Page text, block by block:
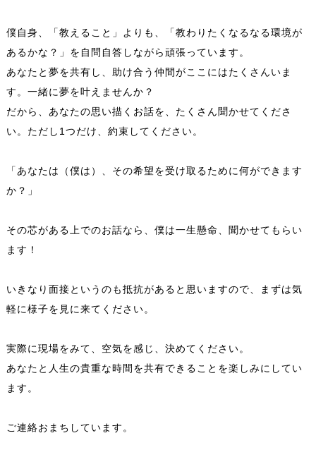
僕自身、「教えること」よりも、「教わりたくなるなる環境が
あるかな？」を自問自答しながら頑張っています。
あなたと夢を共有し、助け合う仲間がここにはたくさんいま
す。一緒に夢を叶えませんか？
だから、あなたの思い描くお話を、たくさん聞かせてくださ
い。ただし1つだけ、約束してください。
「あなたは（僕は）、その希望を受け取るために何ができます
か？」
その芯がある上でのお話なら、僕は一生懸命、聞かせてもらい
ます！
いきなり面接というのも抵抗があると思いますので、まずは気
軽に様子を見に来てください。
実際に現場をみて、空気を感じ、決めてください。
あなたと人生の貴重な時間を共有できることを楽しみにしてい
ます。
ご連絡おまちしています。